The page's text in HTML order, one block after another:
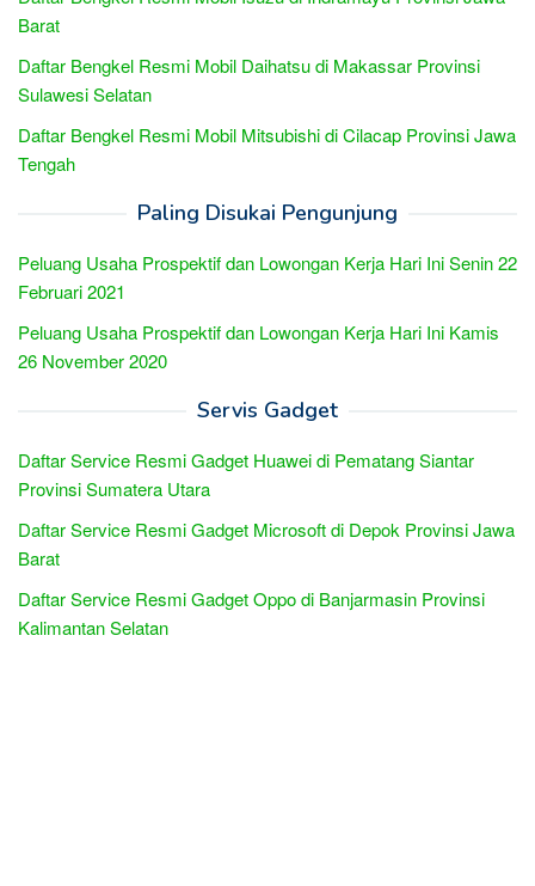
Barat
Daftar Bengkel Resmi Mobil Daihatsu di Makassar Provinsi
Sulawesi Selatan
Daftar Bengkel Resmi Mobil Mitsubishi di Cilacap Provinsi Jawa
Tengah
Paling Disukai Pengunjung
Peluang Usaha Prospektif dan Lowongan Kerja Hari Ini Senin 22
Februari 2021
Peluang Usaha Prospektif dan Lowongan Kerja Hari Ini Kamis
26 November 2020
Servis Gadget
Daftar Service Resmi Gadget Huawei di Pematang Siantar
Provinsi Sumatera Utara
Daftar Service Resmi Gadget Microsoft di Depok Provinsi Jawa
Barat
Daftar Service Resmi Gadget Oppo di Banjarmasin Provinsi
Kalimantan Selatan